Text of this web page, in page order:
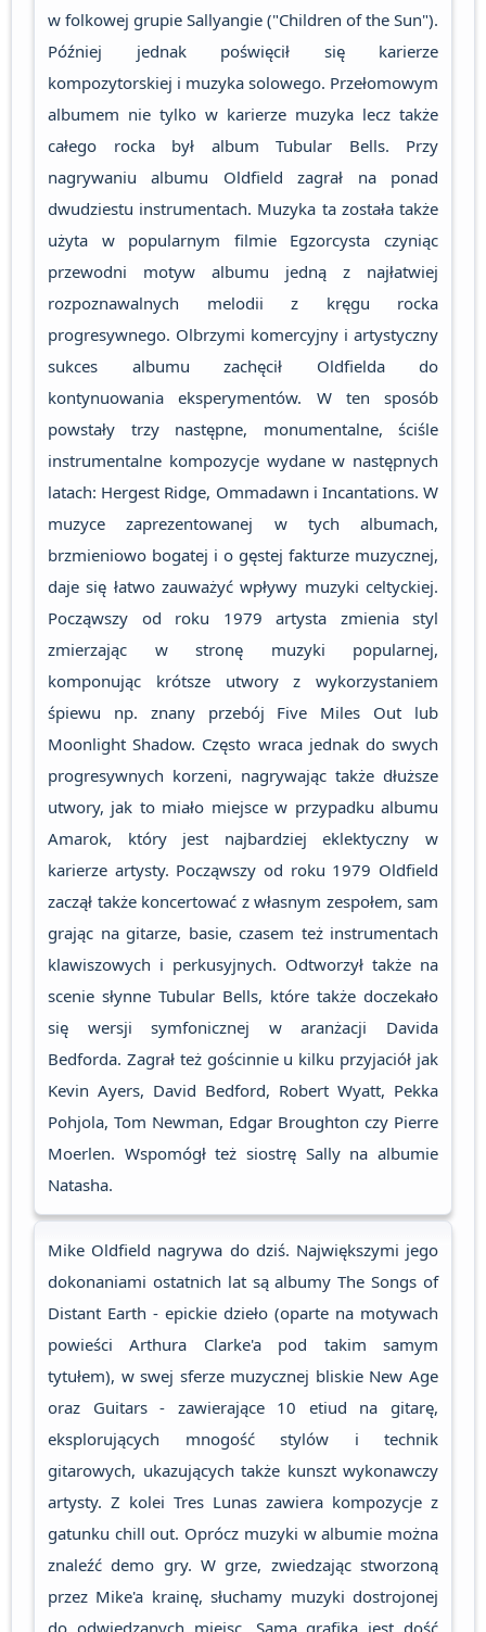
w folkowej grupie Sallyangie ("Children of the Sun").
Później jednak poświęcił się karierze
kompozytorskiej i muzyka solowego. Przełomowym
albumem nie tylko w karierze muzyka lecz także
całego rocka był album Tubular Bells. Przy
nagrywaniu albumu Oldfield zagrał na ponad
dwudziestu instrumentach. Muzyka ta została także
użyta w popularnym filmie Egzorcysta czyniąc
przewodni motyw albumu jedną z najłatwiej
rozpoznawalnych melodii z kręgu rocka
progresywnego. Olbrzymi komercyjny i artystyczny
sukces albumu zachęcił Oldfielda do
kontynuowania eksperymentów. W ten sposób
powstały trzy następne, monumentalne, ściśle
instrumentalne kompozycje wydane w następnych
latach: Hergest Ridge, Ommadawn i Incantations. W
muzyce zaprezentowanej w tych albumach,
brzmieniowo bogatej i o gęstej fakturze muzycznej,
daje się łatwo zauważyć wpływy muzyki celtyckiej.
Począwszy od roku 1979 artysta zmienia styl
zmierzając w stronę muzyki popularnej,
komponując krótsze utwory z wykorzystaniem
śpiewu np. znany przebój Five Miles Out lub
Moonlight Shadow. Często wraca jednak do swych
progresywnych korzeni, nagrywając także dłuższe
utwory, jak to miało miejsce w przypadku albumu
Amarok, który jest najbardziej eklektyczny w
karierze artysty. Począwszy od roku 1979 Oldfield
zaczął także koncertować z własnym zespołem, sam
grając na gitarze, basie, czasem też instrumentach
klawiszowych i perkusyjnych. Odtworzył także na
scenie słynne Tubular Bells, które także doczekało
się wersji symfonicznej w aranżacji Davida
Bedforda. Zagrał też gościnnie u kilku przyjaciół jak
Kevin Ayers, David Bedford, Robert Wyatt, Pekka
Pohjola, Tom Newman, Edgar Broughton czy Pierre
Moerlen. Wspomógł też siostrę Sally na albumie
Natasha.
Mike Oldfield nagrywa do dziś. Największymi jego
dokonaniami ostatnich lat są albumy The Songs of
Distant Earth - epickie dzieło (oparte na motywach
powieści Arthura Clarke'a pod takim samym
tytułem), w swej sferze muzycznej bliskie New Age
oraz Guitars - zawierające 10 etiud na gitarę,
eksplorujących mnogość stylów i technik
gitarowych, ukazujących także kunszt wykonawczy
artysty. Z kolei Tres Lunas zawiera kompozycje z
gatunku chill out. Oprócz muzyki w albumie można
znaleźć demo gry. W grze, zwiedzając stworzoną
przez Mike'a krainę, słuchamy muzyki dostrojonej
do odwiedzanych miejsc. Sama grafika jest dość